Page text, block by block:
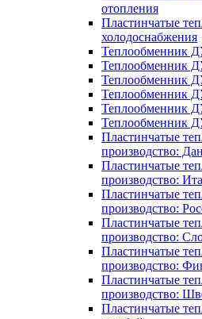
отопления
Пластинчатые
холодоснабжения
Теплообменник
Теплообменник
Теплообменник
Теплообменник
Теплообменник
Теплообменник
Пластинчатые
производство:
Пластинчатые
производство:
Пластинчатые
производство:
Пластинчатые
производство:
Пластинчатые
производство:
Пластинчатые
производство:
Пластинчатые